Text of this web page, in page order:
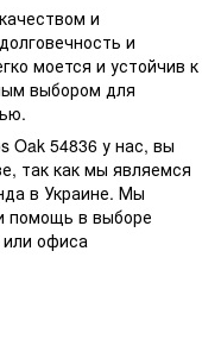
и
и
моется и устойчив к
выбором для
Oak 54836 у нас, вы
так как мы являемся
в Украине. Мы
помощь в выборе
офиса